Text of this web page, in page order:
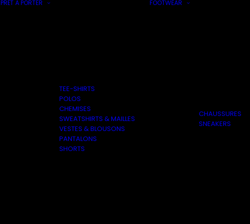
PRÊT À PORTER
TEE-SHIRTS
POLOS
CHEMISES
SWEATSHIRTS & MAILLES
VESTES & BLOUSONS
PANTALONS
SHORTS
FOOTWEAR
CHAUSSURES
SNEAKERS